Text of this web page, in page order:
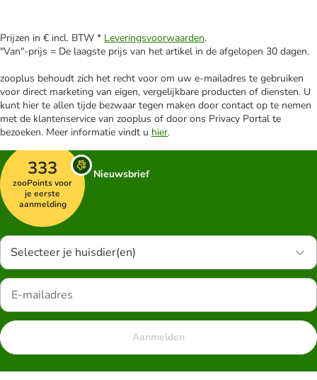
Prijzen in € incl. BTW * Leveringsvoorwaarden.
"Van"-prijs = De laagste prijs van het artikel in de afgelopen 30 dagen.
zooplus behoudt zich het recht voor om uw e-mailadres te gebruiken
voor direct marketing van eigen, vergelijkbare producten of diensten. U
kunt hier te allen tijde bezwaar tegen maken door contact op te nemen
met de klantenservice van zooplus of door ons Privacy Portal te
bezoeken. Meer informatie vindt u hier.
333
zooPoints voor
je eerste
aanmelding
Nieuwsbrief
Selecteer je huisdier(en)
Aanmelden